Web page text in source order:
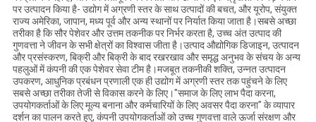
पर उत्पादन किया है- उद्योग में अग्रणी स्तर के साथ उत्पादों की बचत, और यूरोप, संयुक्त
राज्य अमेरिका, जापान, मध्य पूर्व और अन्य स्थानों पर निर्यात किया जाता है।सबसे अच्छा
तरीका है कि सौर पेशेवर और उत्तम तकनीक पर निर्भर करता है, उच्च अंत उत्पाद की
गुणवत्ता ने जीवन के सभी क्षेत्रों का विश्वास जीता है।उत्पाद औद्योगिक डिजाइन, उत्पादन
और प्रसंस्करण, बिक्री और बिक्री के बाद रखरखाव और समृद्ध अनुभव के संचय के अन्य
पहलुओं में कंपनी की एक पेशेवर सेवा टीम है।मजबूत तकनीकी शक्ति, उन्नत उत्पादन
उपकरण, आधुनिक प्रबंधन प्रणाली एक ही उद्योग में अग्रणी स्तर तक पहुंचने के लिए
सबसे अच्छा तरीका तेजी से विकास करने के लिए।"समाज के लिए लाभ पैदा करना,
उपयोगकर्ताओं के लिए मूल्य बनाना और कर्मचारियों के लिए अवसर पैदा करना" के व्यापार
दर्शन का पालन करते हुए, कंपनी उपयोगकर्ताओं को उच्च गुणवत्ता वाले ऊर्जा संरक्षण और